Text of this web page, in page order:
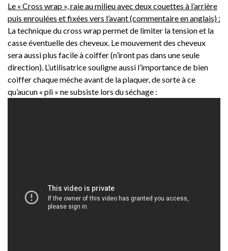
Le « Cross wrap », raie au milieu avec deux couettes à l’arrière
puis enroulées et fixées vers l’avant (commentaire en anglais) :
La technique du cross wrap permet de limiter la tension et la
casse éventuelle des cheveux. Le mouvement des cheveux
sera aussi plus facile à coiffer (n’iront pas dans une seule
direction). L’utilisatrice souligne aussi l’importance de bien
coiffer chaque mèche avant de la plaquer, de sorte à ce
qu’aucun « pli » ne subsiste lors du séchage :